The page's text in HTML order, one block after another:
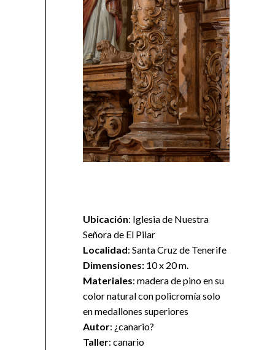
Ubicación: Iglesia de Nuestra
Señora de El Pilar
Localidad: Santa Cruz de Tenerife
Dimensiones: 10 x 20 m.
Materiales: madera de pino en su
color natural con policromía solo
en medallones superiores
Autor: ¿canario?
Taller: canario